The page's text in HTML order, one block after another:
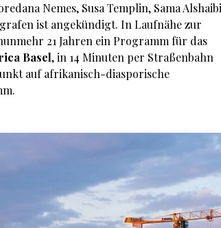
Nemes, Susa Templin, Sama Alshaibi
ist angekündigt. In Laufnähe zur
21 Jahren ein Programm für das
Basel, in 14 Minuten per Straßenbahn
auf afrikanisch-diasporische